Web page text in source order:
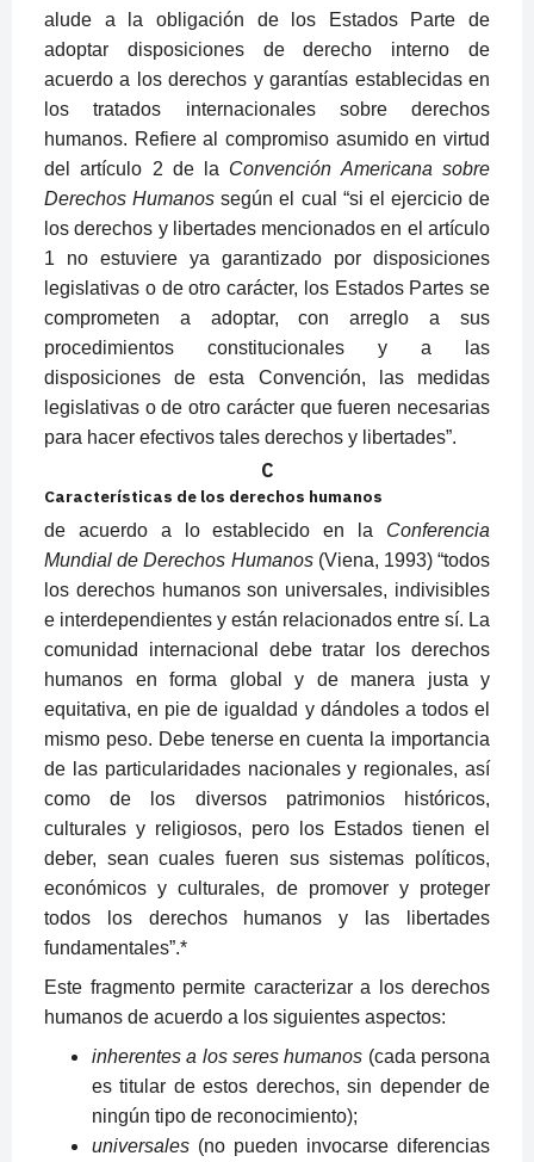
alude a la obligación de los Estados Parte de
adoptar disposiciones de derecho interno de
acuerdo a los derechos y garantías establecidas en
los tratados internacionales sobre derechos
humanos. Refiere al compromiso asumido en virtud
del artículo 2 de la Convención Americana sobre
Derechos Humanos según el cual “si el ejercicio de
los derechos y libertades mencionados en el artículo
1 no estuviere ya garantizado por disposiciones
legislativas o de otro carácter, los Estados Partes se
comprometen a adoptar, con arreglo a sus
procedimientos constitucionales y a las
disposiciones de esta Convención, las medidas
legislativas o de otro carácter que fueren necesarias
para hacer efectivos tales derechos y libertades”.
C
Características de los derechos humanos
de acuerdo a lo establecido en la Conferencia
Mundial de Derechos Humanos(Viena, 1993) “todos
los derechos humanos son universales, indivisibles
e interdependientes y están relacionados entre sí. La
comunidad internacional debe tratar los derechos
humanos en forma global y de manera justa y
equitativa, en pie de igualdad y dándoles a todos el
mismo peso. Debe tenerse en cuenta la importancia
de las particularidades nacionales y regionales, así
como de los diversos patrimonios históricos,
culturales y religiosos, pero los Estados tienen el
deber, sean cuales fueren sus sistemas políticos,
económicos y culturales, de promover y proteger
todos los derechos humanos y las libertades
fundamentales”.*
Este fragmento permite caracterizar a los derechos
humanos de acuerdo a los siguientes aspectos:
inherentes a los seres humanos (cada persona
es titular de estos derechos, sin depender de
ningún tipo de reconocimiento);
universales (no pueden invocarse diferencias